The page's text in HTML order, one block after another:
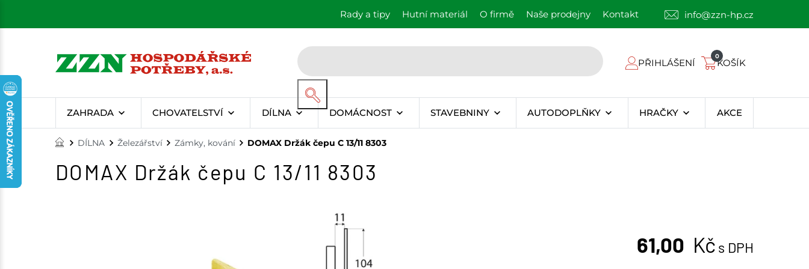
Rady a tipy Hutní materiál O firmě Naše prodejny Kontakt info@zzn-hp.cz
PŘIHLÁŠENÍ
0
KOŠÍK
ZAHRADA CHOVATELSTVÍ DÍLNA DOMÁCNOST STAVEBNINY AUTODOPLŇKY HRAČKY AKCE
DÍLNA Železářství Zámky, kování DOMAX Držák čepu C 13/11 8303
DOMAX Držák čepu C 13/11 8303
61,00 Kč s DPH